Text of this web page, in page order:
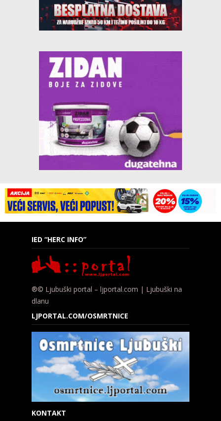
IED “HERC INFO”
®© Ljubuški portal – ljportal.com | Ljubuški na
dlanu
LJPORTAL.COM/OSMRTNICE
KONTAKT